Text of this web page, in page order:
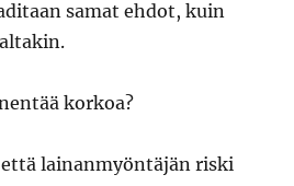
samat ehdot, kuin
korkoa?
että lainanmyöntäjän riski